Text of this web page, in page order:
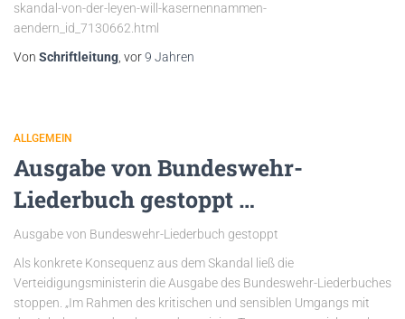
skandal-von-der-leyen-will-kasernennammen-
aendern_id_7130662.html
Von Schriftleitung , vor9 Jahren
ALLGEMEIN
Ausgabe von Bundeswehr-
Liederbuch gestoppt …
Ausgabe von Bundeswehr-Liederbuch gestoppt
Als konkrete Konsequenz aus dem Skandal ließ die
Verteidigungsministerin die Ausgabe des Bundeswehr-Liederbuches
stoppen. „Im Rahmen des kritischen und sensiblen Umgangs mit